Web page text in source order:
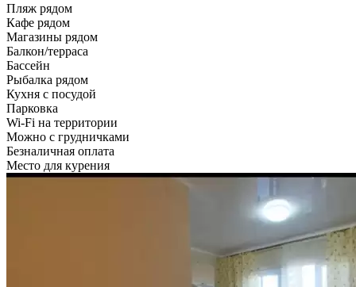
Пляж рядом
Кафе рядом
Магазины рядом
Балкон/терраса
Бассейн
Рыбалка рядом
Кухня с посудой
Парковка
Wi-Fi на территории
Можно с грудничками
Безналичная оплата
Место для курения